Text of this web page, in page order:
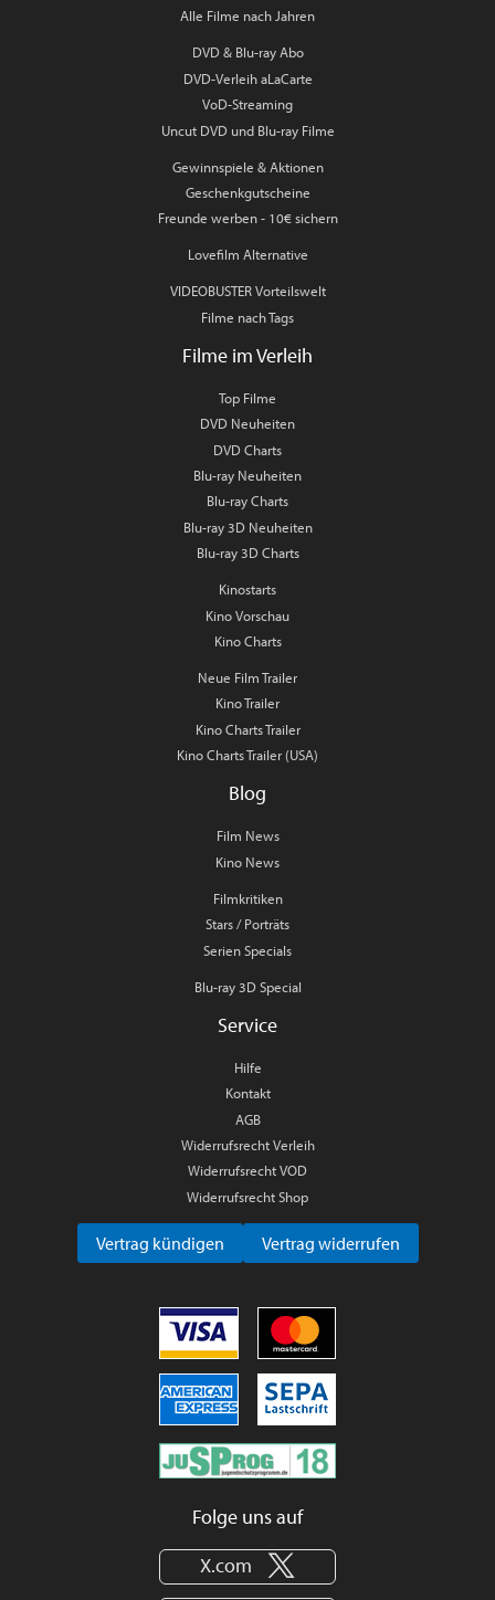
Alle Filme nach Jahren
DVD & Blu-ray Abo
DVD-Verleih aLaCarte
VoD-Streaming
Uncut DVD und Blu-ray Filme
Gewinnspiele & Aktionen
Geschenkgutscheine
Freunde werben - 10€ sichern
Lovefilm Alternative
VIDEOBUSTER Vorteilswelt
Filme nach Tags
Filme im Verleih
Top Filme
DVD Neuheiten
DVD Charts
Blu-ray Neuheiten
Blu-ray Charts
Blu-ray 3D Neuheiten
Blu-ray 3D Charts
Kinostarts
Kino Vorschau
Kino Charts
Neue Film Trailer
Kino Trailer
Kino Charts Trailer
Kino Charts Trailer (USA)
Blog
Film News
Kino News
Filmkritiken
Stars / Porträts
Serien Specials
Blu-ray 3D Special
Service
Hilfe
Kontakt
AGB
Widerrufsrecht Verleih
Widerrufsrecht VOD
Widerrufsrecht Shop
Vertrag kündigen Vertrag widerrufen
Folge uns auf
X.com